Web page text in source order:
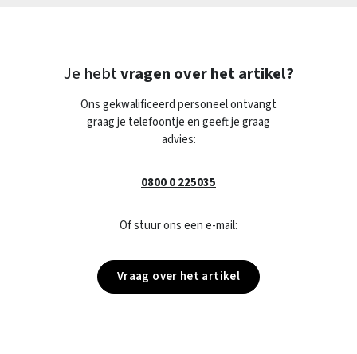
Je hebtvragen over het artikel?
Ons gekwalificeerd personeel ontvangt
graag je telefoontje en geeft je graag
advies:
0800 0 225035
Of stuur ons een e-mail:
Vraag over het artikel